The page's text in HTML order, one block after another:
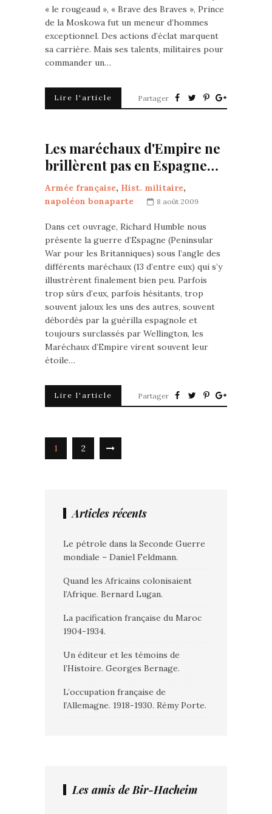
« le rougeaud », « Brave des Braves », Prince
de la Moskowa fut un meneur d’hommes
exceptionnel. Des actions d’éclat marquent
sa carrière. Mais ses talents, militaires pour
commander un…
Lire l'article Partager
Les maréchaux d'Empire ne
brillèrent pas en Espagne…
Armée française, Hist. militaire,
napoléon bonaparte
8 août 2009
Dans cet ouvrage, Richard Humble nous
présente la guerre d’Espagne (Peninsular
War pour les Britanniques) sous l’angle des
différents maréchaux (13 d’entre eux) qui s’y
illustrèrent finalement bien peu. Parfois
trop sûrs d’eux, parfois hésitants, trop
souvent jaloux les uns des autres, souvent
débordés par la guérilla espagnole et
toujours surclassés par Wellington, les
Maréchaux d’Empire virent souvent leur
étoile…
Lire l'article Partager
1 2
Articles récents
Le pétrole dans la Seconde Guerre
mondiale – Daniel Feldmann.
Quand les Africains colonisaient
l’Afrique. Bernard Lugan.
La pacification française du Maroc
1904-1934.
Un éditeur et les témoins de
l’Histoire. Georges Bernage.
L’occupation française de
l’Allemagne. 1918-1930. Rémy Porte.
Les amis de Bir-Hacheim